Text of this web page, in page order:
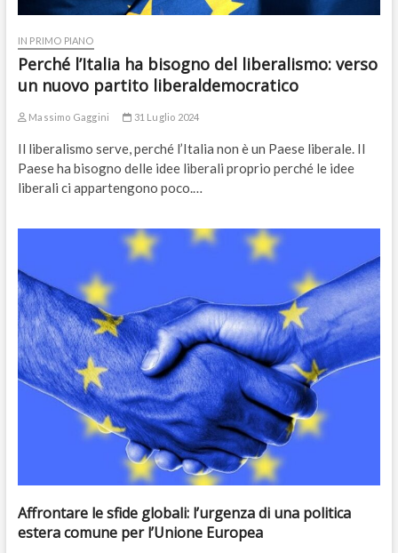
IN PRIMO PIANO
Perché l’Italia ha bisogno del liberalismo: verso
un nuovo partito liberaldemocratico
Massimo Gaggini 31 Luglio 2024
Il liberalismo serve, perché l’Italia non è un Paese liberale. Il
Paese ha bisogno delle idee liberali proprio perché le idee
liberali ci appartengono poco.…
Affrontare le sfide globali: l’urgenza di una politica
estera comune per l’Unione Europea